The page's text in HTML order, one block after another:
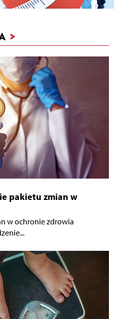
>
pakietu zmian w
w ochronie zdrowia